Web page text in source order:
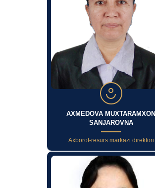
AXMEDOVA MUXTARAMXON
SANJAROVNA
Axborot-resurs markazi direktori